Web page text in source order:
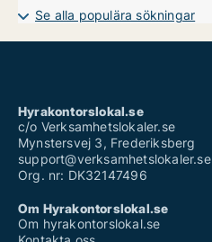
Se alla populära sökningar
Hyrakontorslokal.se
c/o Verksamhetslokaler.se
Mynstersvej 3, Frederiksberg
support@verksamhetslokaler.se
Org. nr: DK32147496
Om Hyrakontorslokal.se
Om hyrakontorslokal.se